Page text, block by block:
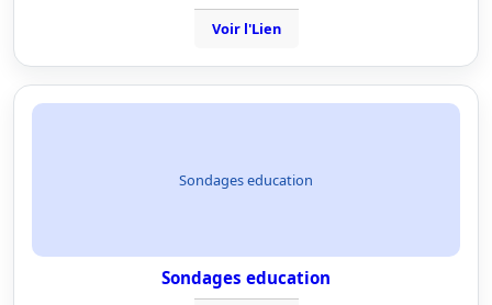
Voir l'Lien
Sondages education
Sondages education